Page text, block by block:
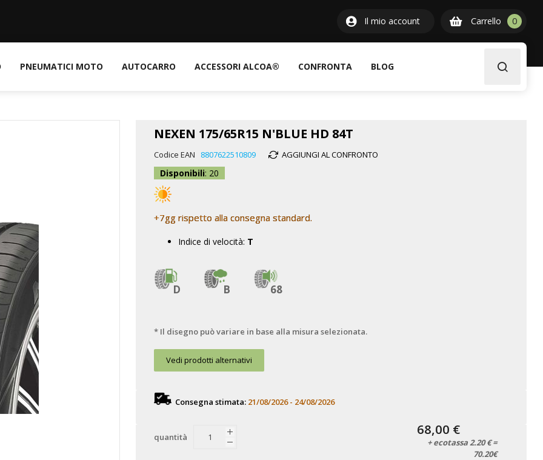
Il mio account Carrello 00
PNEUMATICI MOTO AUTOCARRO ACCESSORI ALCOA® CONFRONTA BLOG
NEXEN 175/65R15 N'BLUE HD 84T
Codice EAN 8807622510809 AGGIUNGI AL CONFRONTO
Disponibili: 20
+7gg rispetto alla consegna standard.
Indice di velocità: T
D B 68
* Il disegno può variare in base alla misura selezionata.
Vedi prodotti alternativi
Consegna stimata: 21/08/2026 - 24/08/2026
quantità 68,00 €
+ ecotassa 2.20 € =
70.20€